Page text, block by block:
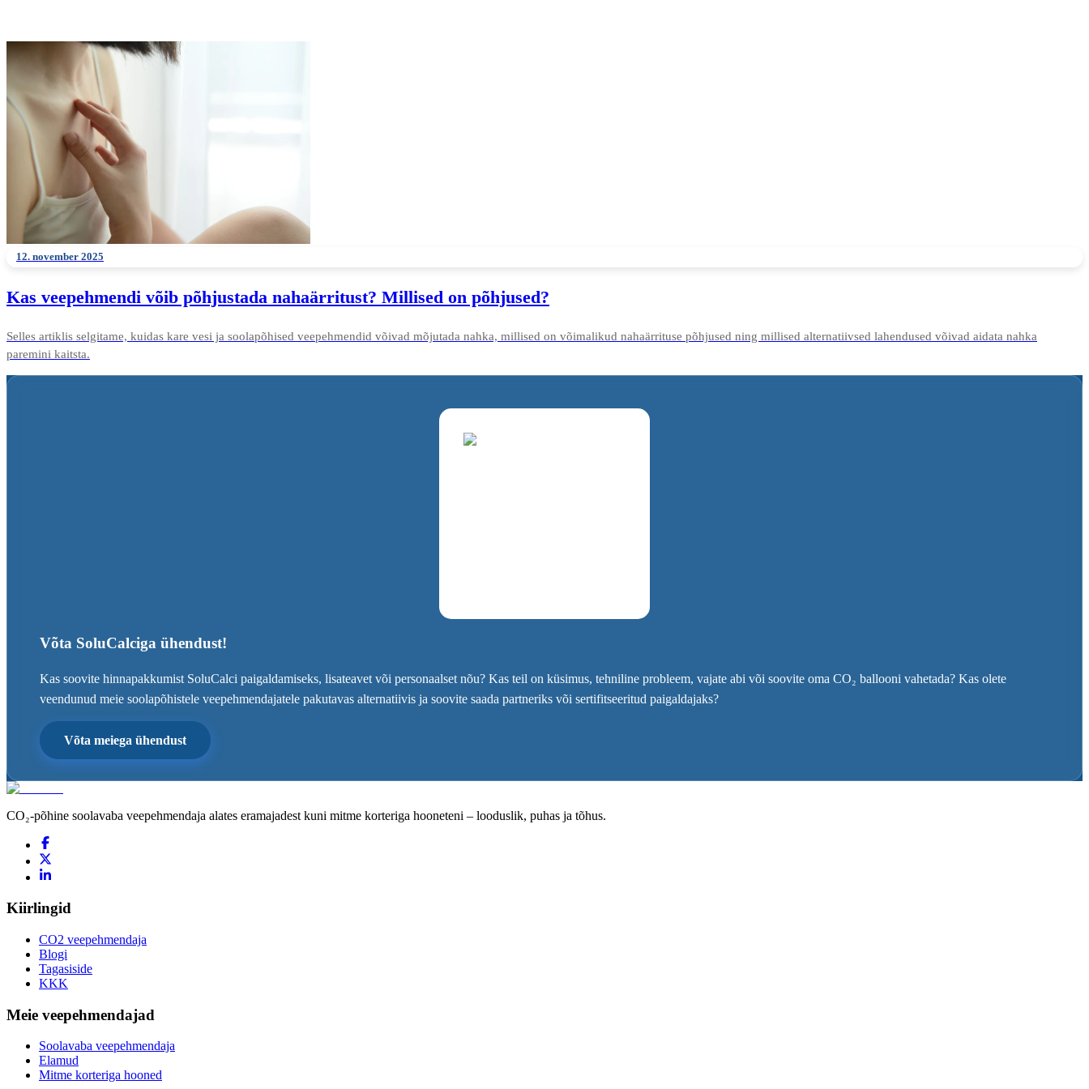
12. november 2025
Kas veepehmendi võib põhjustada nahaärritust? Millised on põhjused?
Selles artiklis selgitame, kuidas kare vesi ja soolapõhised veepehmendid võivad mõjutada nahka, millised on võimalikud nahaärrituse põhjused ning millised alternatiivsed lahendused võivad aidata nahka
paremini kaitsta.
Võta SoluCalciga ühendust!
Kas soovite hinnapakkumist SoluCalci paigaldamiseks, lisateavet või personaalset nõu? Kas teil on küsimus, tehniline probleem, vajate abi või soovite oma CO₂ ballooni vahetada? Kas olete
veendunud meie soolapõhistele veepehmendajatele pakutavas alternatiivis ja soovite saada partneriks või sertifitseeritud paigaldajaks?
Võta meiega ühendust
CO₂-põhine soolavaba veepehmendaja alates eramajadest kuni mitme korteriga hooneteni – looduslik, puhas ja tõhus.
Kiirlingid
CO2 veepehmendaja
Blogi
Tagasiside
KKK
Meie veepehmendajad
Soolavaba veepehmendaja
Elamud
Mitme korteriga hooned